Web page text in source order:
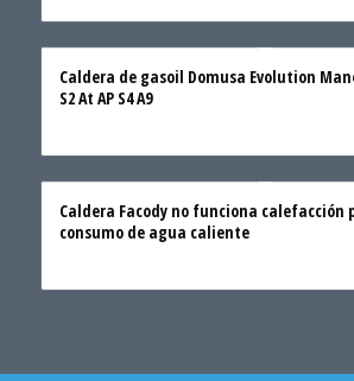
Caldera de gasoil Domusa Evolution
S2 At AP S4 A9
Caldera Facody no funciona calefacción
consumo de agua caliente